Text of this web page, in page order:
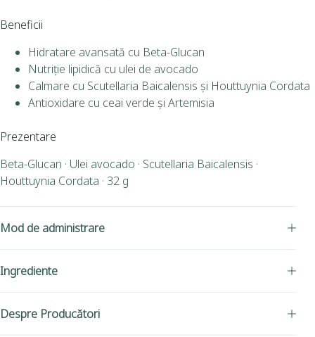
Beneficii
Hidratare avansată cu Beta-Glucan
Nutriție lipidică cu ulei de avocado
Calmare cu Scutellaria Baicalensis și Houttuynia Cordata
Antioxidare cu ceai verde și Artemisia
Prezentare
Beta-Glucan · Ulei avocado · Scutellaria Baicalensis ·
Houttuynia Cordata · 32 g
Mod de administrare
Ingrediente
Despre Producători